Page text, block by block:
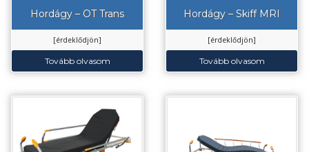
Hordágy – OT Trans
[érdeklődjön]
Tovább olvasom
Hordágy – Skiff MRI
[érdeklődjön]
Tovább olvasom